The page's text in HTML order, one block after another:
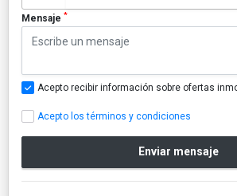
Mensaje *
Acepto recibir información sobre ofertas
Acepto los términos y condiciones
Enviar mensaje